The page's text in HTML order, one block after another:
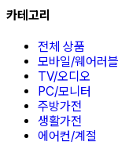
카테고리
전체 상품
모바일/웨어러블
TV/오디오
PC/모니터
주방가전
생활가전
에어컨/계절